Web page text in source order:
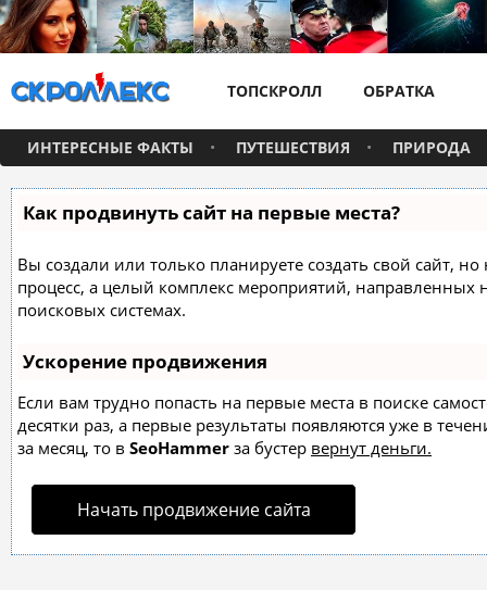
ТОПСКРОЛЛ ОБРАТКА
ИНТЕРЕСНЫЕ ФАКТЫ ПУТЕШЕСТВИЯ ПРИРОДА
Как продвинуть сайт на первые места?
Вы создали или только планируете создать свой сайт,
процесс, а целый комплекс мероприятий,
поисковых системах.
Ускорение продвижения
Если вам трудно попасть на первые места в поиске
десятки раз, а первые результаты появляются уже в
за месяц, то в SeoHammer за бустер вернут деньги.
Начать продвижение сайта